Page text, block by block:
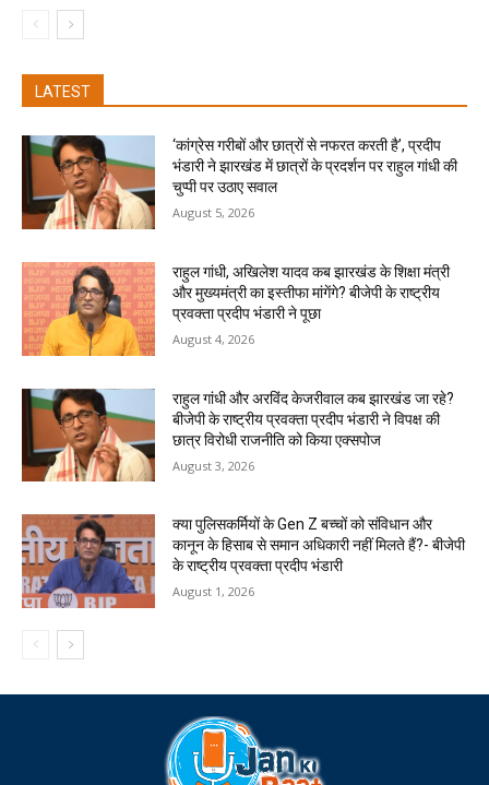
LATEST
‘कांग्रेस गरीबों और छात्रों से नफरत करती है’, प्रदीप
भंडारी ने झारखंड में छात्रों के प्रदर्शन पर राहुल गांधी की
चुप्पी पर उठाए सवाल
August 5, 2026
राहुल गांधी, अखिलेश यादव कब झारखंड के शिक्षा मंत्री
और मुख्यमंत्री का इस्तीफा मांगेंगे? बीजेपी के राष्ट्रीय
प्रवक्ता प्रदीप भंडारी ने पूछा
August 4, 2026
राहुल गांधी और अरविंद केजरीवाल कब झारखंड जा रहे?
बीजेपी के राष्ट्रीय प्रवक्ता प्रदीप भंडारी ने विपक्ष की
छात्र विरोधी राजनीति को किया एक्सपोज
August 3, 2026
क्या पुलिसकर्मियों के Gen Z बच्चों को संविधान और
कानून के हिसाब से समान अधिकारी नहीं मिलते हैं?- बीजेपी
के राष्ट्रीय प्रवक्ता प्रदीप भंडारी
August 1, 2026